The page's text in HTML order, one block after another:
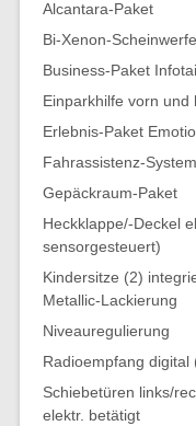
Alcantara-Paket
Bi-Xenon-
Business-Paket
Einparkhilfe vorn und
Erlebnis-Paket
Fahrassistenz-
Gepäckraum-Paket
Heckklappe/-Deckel
sensorgesteuert)
Kindersitze (2)
Metallic-Lackierung
Niveauregulierung
Radioempfang digital
Schiebetüren links/
elektr. betätigt